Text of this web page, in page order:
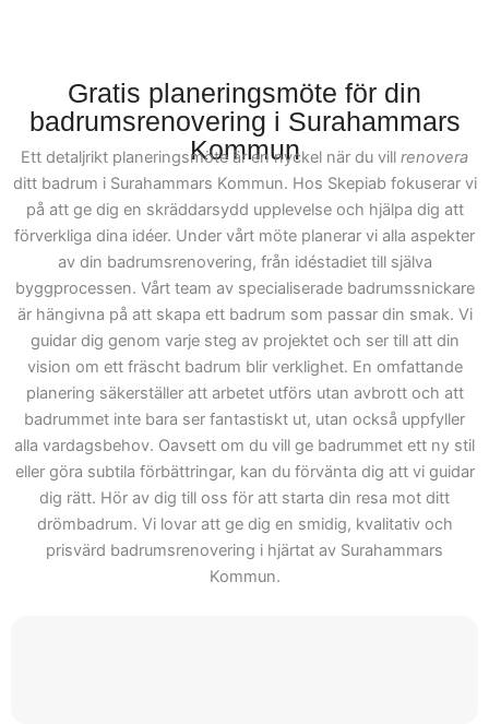
Skepiab är erfarna inom
olika projekt och arbetar
med att möta specifika
krav för
badrumsrenovering i
Surahammars Kommun.
Vår målsättning är att
genom hela arbetet hjälpa
våra kunder från koncept
till slutfört arbete. Därför
kan du räkna med
Skepiab är det rätta valet
när ditt projekt börjar.
Välkommen att kontakta
oss för att se hur vi kan
hjälpa dig med ditt nästa
projekt inom
badrumsrenovering.
Gratis planeringsmöte för din
badrumsrenovering i Surahammars
Kommun
Ett detaljrikt planeringsmöte är en nyckel när du vill renovera
ditt badrum i Surahammars Kommun. Hos Skepiab fokuserar vi
på att ge dig en skräddarsydd upplevelse och hjälpa dig att
förverkliga dina idéer. Under vårt möte planerar vi alla aspekter
av din badrumsrenovering, från idéstadiet till själva
byggprocessen. Vårt team av specialiserade badrumssnickare
är hängivna på att skapa ett badrum som passar din smak. Vi
guidar dig genom varje steg av projektet och ser till att din
vision om ett fräscht badrum blir verklighet. En omfattande
planering säkerställer att arbetet utförs utan avbrott och att
badrummet inte bara ser fantastiskt ut, utan också uppfyller
alla vardagsbehov. Oavsett om du vill ge badrummet ett ny stil
eller göra subtila förbättringar, kan du förvänta dig att vi guidar
dig rätt. Hör av dig till oss för att starta din resa mot ditt
drömbadrum. Vi lovar att ge dig en smidig, kvalitativ och
prisvärd badrumsrenovering i hjärtat av Surahammars
Kommun.